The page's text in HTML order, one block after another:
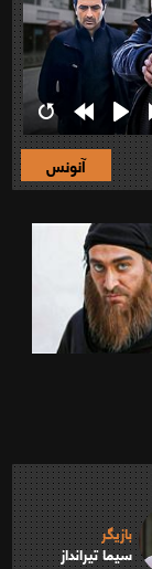
RestartRewind
10s
Play
آنونس
بازیگر
سیما تیرانداز